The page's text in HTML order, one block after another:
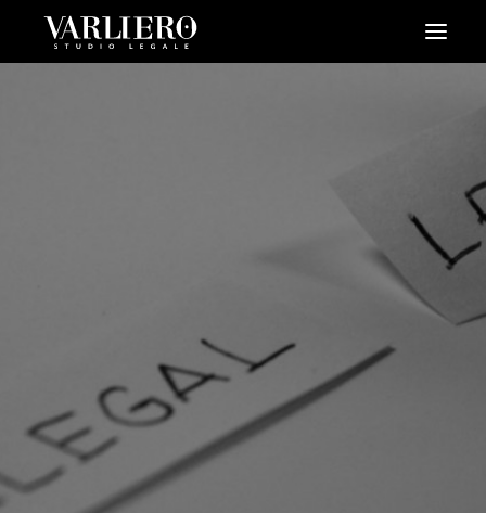
PRENDI UN APPUNTAMENTO